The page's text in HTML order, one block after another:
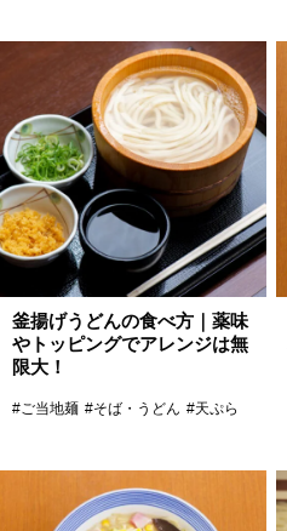
釜揚げうどんの食べ方｜薬味
やトッピングでアレンジは無
限大！
#ご当地麺 #そば・うどん #天ぷら